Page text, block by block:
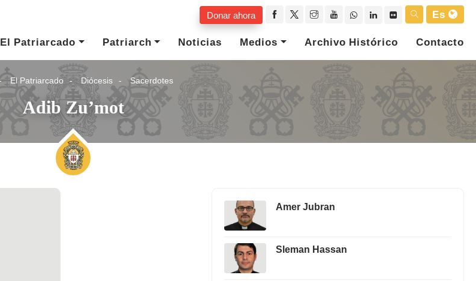
Donar ahora
Es
El Patriarcado
Patriarch Noticias Medios Archivo Histórico Contacto
El Patriarcado Diócesis Sacerdotes
Adib Zu’mot
Amer Jubran
Sleman Hassan